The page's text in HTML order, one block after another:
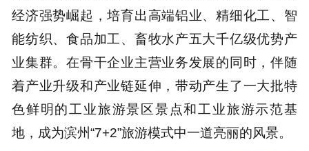
经济强势崛起，培育出高端铝业、精细化工、智
能纺织、食品加工、畜牧水产五大千亿级优势产
业集群。在骨干企业主营业务发展的同时，伴随
着产业升级和产业链延伸，带动产生了一大批特
色鲜明的工业旅游景区景点和工业旅游示范基
地，成为滨州“7+2”旅游模式中一道亮丽的风景。